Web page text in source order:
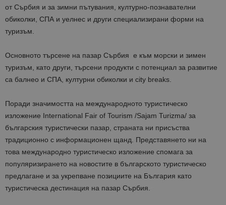
от Сърбия и за зимни пътувания, културно-познавателни
обиколки, СПА и уелнес и други специализирани форми на
туризъм.
Основното търсене на пазар Сърбия е към морски и зимен
туризъм, като други, търсени продукти с потенциал за развитие
са балнео и СПА, културни обиколки и city breaks.
Поради значимостта на международното туристическо
изложение International Fair of Tourism /Sajam Turizma/ за
българския туристически пазар, страната ни присъства
традиционно с информационен щанд. Представянето ни на
това международно туристическо изложение спомага за
популяризирането на новостите в българското туристическо
предлагане и за укрепване позициите на България като
туристическа дестинация на пазар Сърбия.